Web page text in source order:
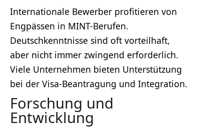
Internationale Bewerber profitieren von
Engpässen in MINT-Berufen.
Deutschkenntnisse sind oft vorteilhaft,
aber nicht immer zwingend erforderlich.
Viele Unternehmen bieten Unterstützung
bei der Visa-Beantragung und Integration.
Forschung und
Entwicklung